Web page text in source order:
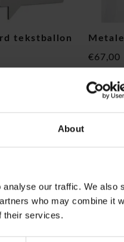
About
our traffic. We also
who may combine it
their services.
tekstballon
€67,00